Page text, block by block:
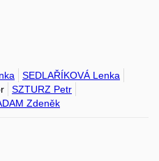
SEDLAŘÍKOVÁ Lenka
SZTURZ Petr
Zdeněk